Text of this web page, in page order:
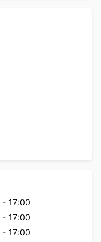
- 17:00
- 17:00
- 17:00